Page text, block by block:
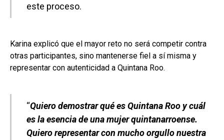
este proceso.
Karina explicó que el mayor reto no será competir contra
otras participantes, sino mantenerse fiel a sí misma y
representar con autenticidad a Quintana Roo.
“Quiero demostrar qué es Quintana Roo y cuál
es la esencia de una mujer quintanarroense.
Quiero representar con mucho orgullo nuestra